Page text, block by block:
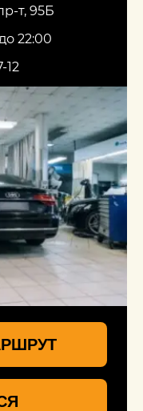
т, 95Б
22:00
12